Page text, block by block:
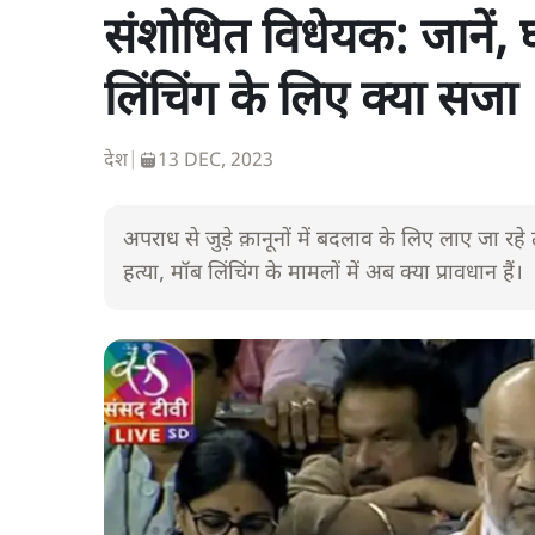
संशोधित विधेयक: जानें,
लिंचिंग के लिए क्या सजा
देश 13 DEC, 2023
अपराध से जुड़े क़ानूनों में बदलाव के लिए लाए जा रहे
हत्या, मॉब लिंचिंग के मामलों में अब क्या प्रावधान हैं।